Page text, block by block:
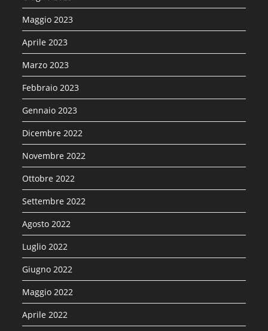
Maggio 2023
Aprile 2023
Marzo 2023
Febbraio 2023
Gennaio 2023
Dicembre 2022
Novembre 2022
Ottobre 2022
Settembre 2022
Agosto 2022
Luglio 2022
Giugno 2022
Maggio 2022
Aprile 2022